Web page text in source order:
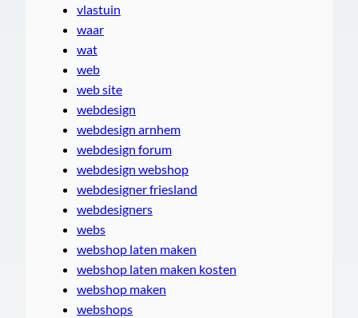
vlastuin
waar
wat
web
web site
webdesign
webdesign arnhem
webdesign forum
webdesign webshop
webdesigner friesland
webdesigners
webs
webshop laten maken
webshop laten maken kosten
webshop maken
webshops